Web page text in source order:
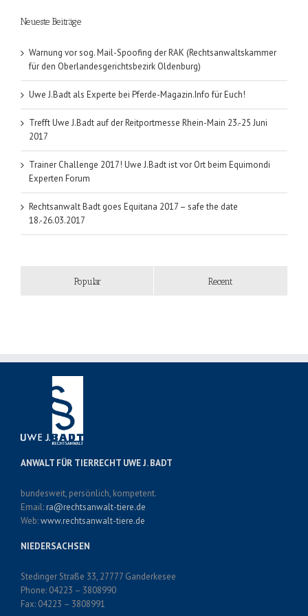
Neueste Beiträge
Warnung vor sog. Mail-Spoofing der RAK (Rechtsanwaltskammer
für den Oberlandesgerichtsbezirk Oldenburg)
Uwe J.Badt als Experte bei Pferde-Magazin.Info für Euch!
Trefft Uwe J.Badt auf der Reitportmesse Rhein-Main 23.-25 Juni
2017
Trainer Challenge 2017! Uwe J.Badt ist vor Ort beim Equimondi
Experten Forum
Rechtsanwalt Badt goes Equitana 2017 – safe the date
18.-26.03.2017
Popular Recent
ANWALT FÜR TIERRECHT UWE J. BADT
bundesweit, persönlich, kompetent.
Email:ra@rechtsanwalt-tiere.de
Web:www.rechtsanwalt-tiere.de
NIEDERSACHSEN
Stedinger Straße 33, 27777 Ganderkesee
Phone: 04223 – 3808990
Fax: 04223 – 3808991